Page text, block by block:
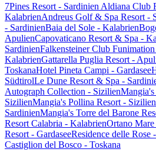
7Pines Resort - Sardinien Aldiana Club
KalabrienAndreus Golf & Spa Resort -
- SardinienBaia del Sole - Kalabrien
ApulienCapovaticano Resort & Spa -
SardinienFalkensteiner Club
KalabrienGattarella Puglia Resort -
ToskanaHotel Pineta Campi - Gardasee
SüdtirolLe Dune Resort & Spa -
Autograph Collection - SizilienMangia's
SizilienMangia's Pollina Resort - Sizilien
SardinienMangia's Torre del Barone
Resort Calabria - KalabrienOrtano
Resort - GardaseeResidence delle Rose
Castiglion del Bosco - Toskana